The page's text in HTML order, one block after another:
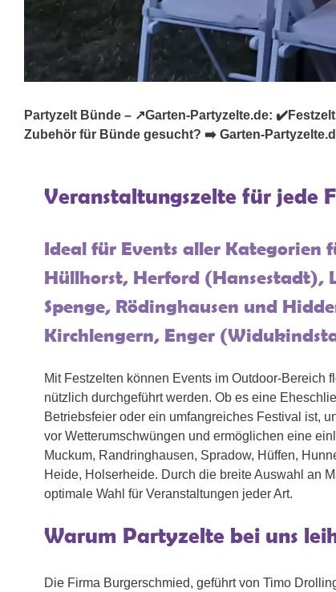
Partyzelt Bünde – ↗️Garten-Partyzelte.de:
Zubehör für Bünde gesucht? ➡️ Garten-
Veranstaltungszelte für jede
Ideal für Events aller Kategorien
Hüllhorst, Herford (Hansestadt),
Spenge, Rödinghausen und
Kirchlengern, Enger
Mit Festzelten können Events im Outdoor-Bereich
nützlich durchgeführt werden. Ob es eine
Betriebsfeier oder ein umfangreiches Festival ist,
vor Wetterumschwüngen und ermöglichen eine
Muckum, Randringhausen, Spradow, Hüffen,
Heide, Holserheide. Durch die breite Auswahl an
optimale Wahl für Veranstaltungen jeder Art.
Warum Partyzelte bei uns
Die Firma Burgerschmied, geführt von Timo